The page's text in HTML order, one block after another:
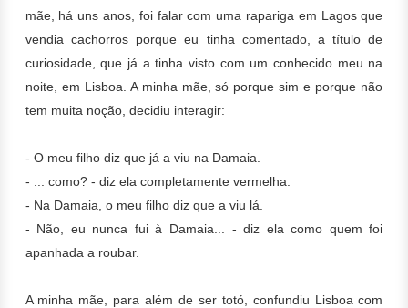
mãe, há uns anos, foi falar com uma rapariga em Lagos que
vendia cachorros porque eu tinha comentado, a título de
curiosidade, que já a tinha visto com um conhecido meu na
noite, em Lisboa. A minha mãe, só porque sim e porque não
tem muita noção, decidiu interagir:
- O meu filho diz que já a viu na Damaia.
- ... como? - diz ela completamente vermelha.
- Na Damaia, o meu filho diz que a viu lá.
- Não, eu nunca fui à Damaia... - diz ela como quem foi
apanhada a roubar.
A minha mãe, para além de ser totó, confundiu Lisboa com